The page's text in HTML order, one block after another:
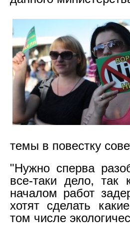
темы в повестку
"Нужно сперва
все-таки дело,
началом работ
хотят сделать
том числе